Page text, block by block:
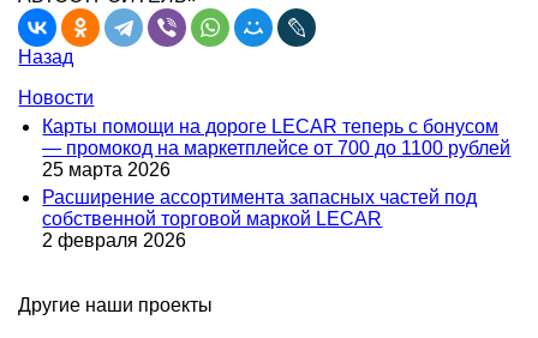
Назад
Новости
Карты помощи на дороге LECAR теперь с бонусом
— промокод на маркетплейсе от 700 до 1100 рублей
25 марта 2026
Расширение ассортимента запасных частей под
собственной торговой маркой LECAR
2 февраля 2026
Другие наши проекты